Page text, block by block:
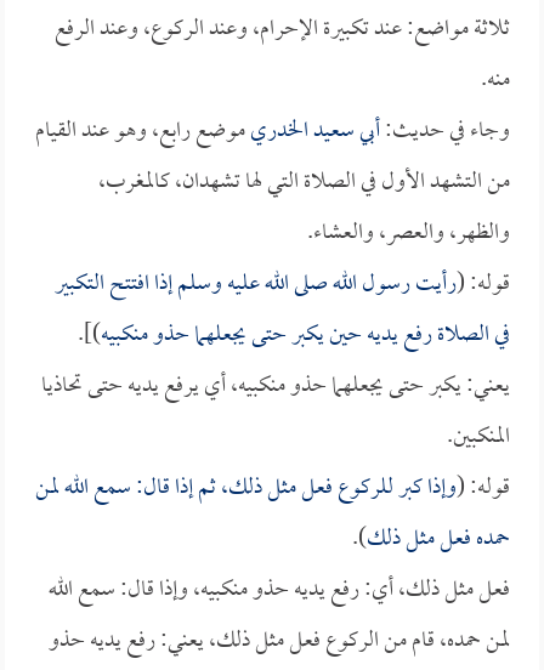
ثلاثة مواضع: عند تكبيرة الإحرام، وعند الركوع، وعند الرفع
منه.
وجاء في حديث:أبي سعيد الخدريموضع رابع، وهو عند القيام
من التشهد الأول في الصلاة التي لها تشهدان، كالمغرب،
والظهر، والعصر، والعشاء.
قوله: (رأيت رسول الله صلى الله عليه وسلم إذا افتتح التكبير
في الصلاة رفع يديه حين يكبر حتى يجعلهما حذو منكبيه)].
يعني: يكبر حتى يجعلهما حذو منكبيه، أي يرفع يديه حتى تحاذيا
المنكبين.
قوله: (وإذا كبر للركوع فعل مثل ذلك، ثم إذا قال: سمع الله لمن
حمده فعل مثل ذلك).
فعل مثل ذلك، أي: رفع يديه حذو منكبيه، وإذا قال: سمع الله
لمن حمده، قام من الركوع فعل مثل ذلك، يعني: رفع يديه حذو